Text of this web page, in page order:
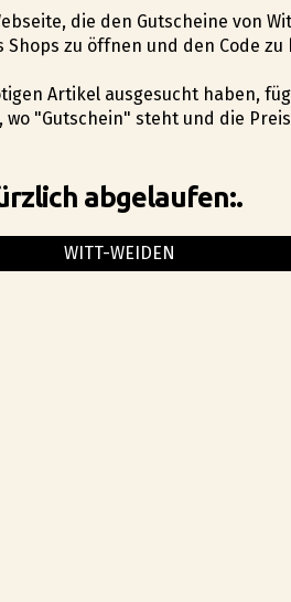
die den Gutscheine von
Shops zu öffnen und den Code zu
Artikel ausgesucht haben,
"Gutschein" steht und die
abgelaufen:.
WITT-WEIDEN